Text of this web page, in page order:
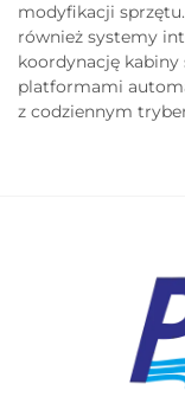
modyfikacji
również systemy
koordynację kabiny
platformami
z codziennym